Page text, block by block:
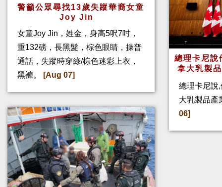
警籲公眾尋找13歲失蹤華裔女童
Joy Jin
女童Joy Jin，姓金，身高5呎7吋，
重132磅，長黑髮，棕色眼睛，操普
通話，失蹤時穿綠/棕色迷彩上衣，
黑褲。
[Aug 07]
總理卡尼
拿大乳製
總理卡尼說
大乳製品產
06]